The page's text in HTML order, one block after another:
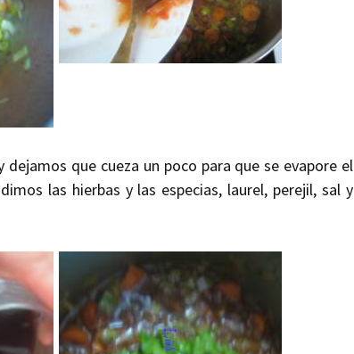
que cueza un poco para que se evapore el
las hierbas y las especias, laurel, perejil, sal y